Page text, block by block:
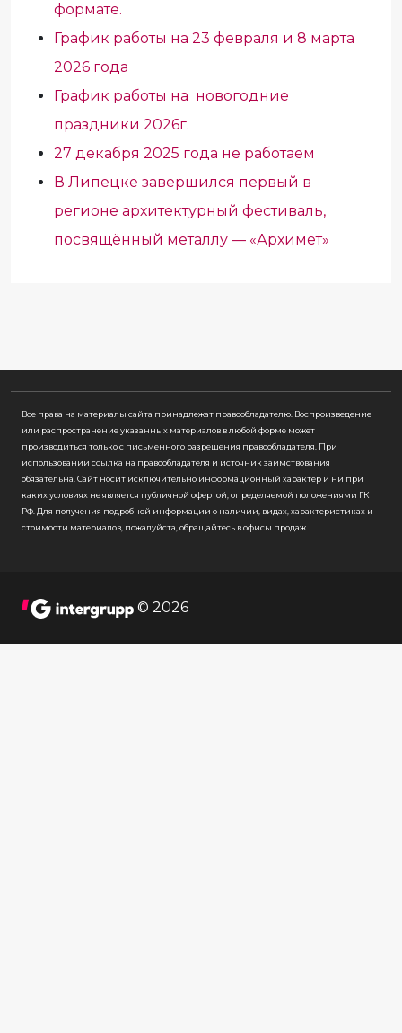
формате.
График работы на 23 февраля и 8 марта
2026 года
График работы на новогодние
праздники 2026г.
27 декабря 2025 года не работаем
В Липецке завершился первый в
регионе архитектурный фестиваль,
посвящённый металлу — «Архимет»
Все права на материалы сайта принадлежат правообладателю. Воспроизведение
или распространение указанных материалов в любой форме может
производиться только с письменного разрешения правообладателя. При
использовании ссылка на правообладателя и источник заимствования
обязательна. Cайт носит исключительно информационный характер и ни при
каких условиях не является публичной офертой, определяемой положениями ГК
РФ. Для получения подробной информации о наличии, видах, характеристиках и
стоимости материалов, пожалуйста, обращайтесь в офисы продаж.
© 2026